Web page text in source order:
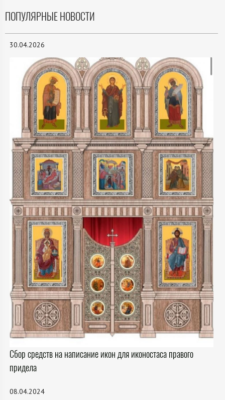
ПОПУЛЯРНЫЕ НОВОСТИ
30.04.2026
Сбор средств на написание икон для иконостаса правого
придела
08.04.2024